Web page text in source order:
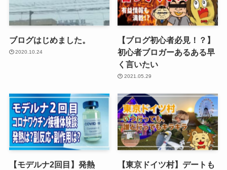
ブログはじめました。
2020.10.24
【ブログ初心者必見！？】
初心者ブロガーあるある早
く言いたい
2021.05.29
【モデルナ2回目】発熱
【東京ドイツ村】デートも